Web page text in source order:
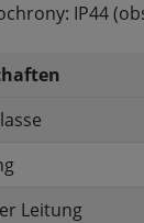
IP44
Leitung